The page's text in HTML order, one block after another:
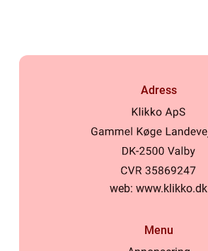
Adress
web: www.klikko.dk
Menu